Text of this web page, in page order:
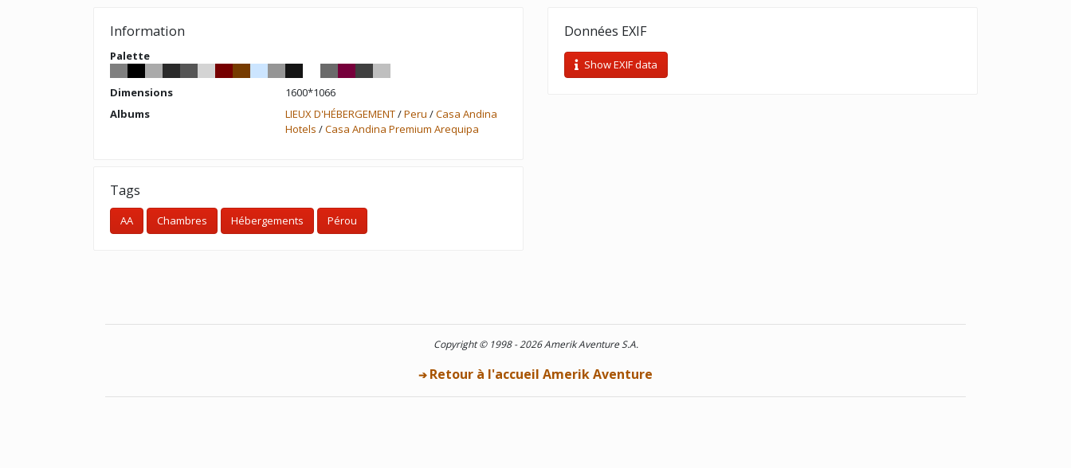
Information
Palette
Dimensions
1600*1066
Albums
LIEUX D'HÉBERGEMENT/Peru /Casa Andina
Hotels /Casa Andina Premium Arequipa
Tags
AA Chambres Hébergements Pérou
Données EXIF
Show EXIF data
Copyright © 1998 - 2026 Amerik Aventure S.A.
➔ Retour à l'accueil Amerik Aventure